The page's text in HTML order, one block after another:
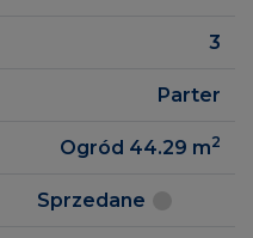
3
Parter
Ogród 44.29 m2
Sprzedane